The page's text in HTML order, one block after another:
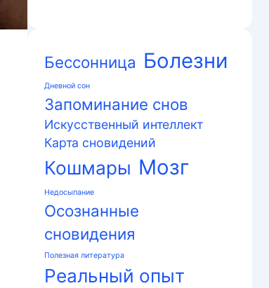
Бессонница Болезни
Дневной сон
Запоминание снов
Искусственный интеллект
Карта сновидений
Кошмары Мозг
Недосыпание
Осознанные
сновидения
Полезная литература
Реальный опыт